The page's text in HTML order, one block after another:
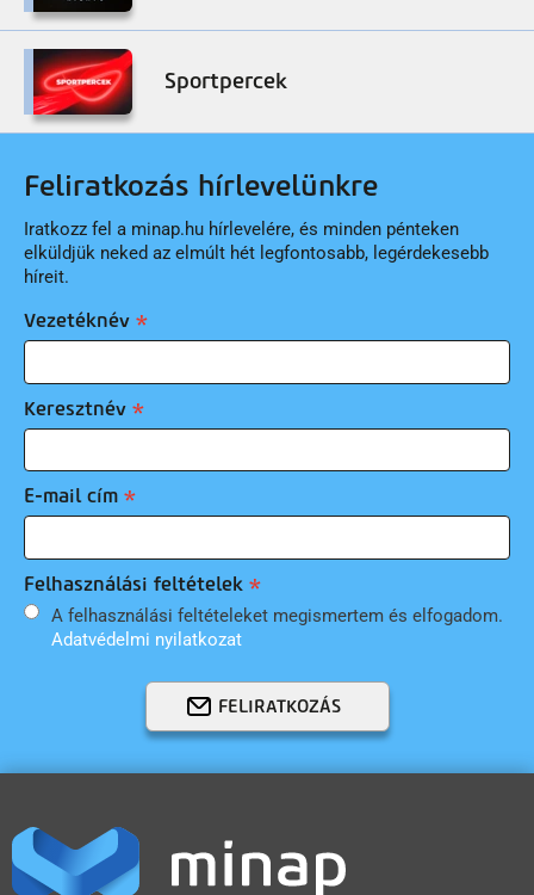
Sportpercek
Feliratkozás hírlevelünkre
Iratkozz fel a minap.hu hírlevelére, és minden pénteken
elküldjük neked az elmúlt hét legfontosabb, legérdekesebb
híreit.
Vezetéknév
Keresztnév
E-mail cím
Felhasználási feltételek
A felhasználási feltételeket megismertem és elfogadom.
Adatvédelmi nyilatkozat
FELIRATKOZÁS